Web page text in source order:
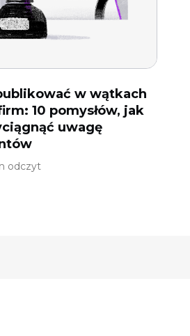
w wątkach
10 pomysłów, jak
uwagę
odczyt